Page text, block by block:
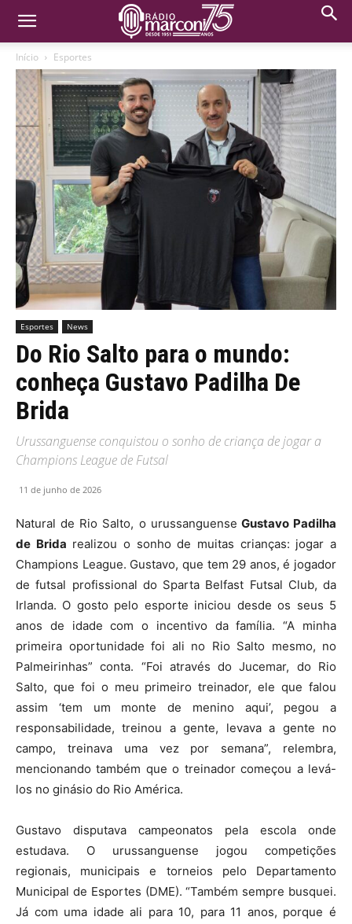
Início Esportes
Esportes News
Do Rio Salto para o mundo:
conheça Gustavo Padilha De
Brida
Urussanguense conquistou o sonho de criança de jogar a
Champions League de Futsal
11 de junho de 2026
Natural de Rio Salto, o urussanguense Gustavo Padilha
de Brida realizou o sonho de muitas crianças: jogar a
Champions League. Gustavo, que tem 29 anos, é jogador
de futsal profissional do Sparta Belfast Futsal Club, da
Irlanda. O gosto pelo esporte iniciou desde os seus 5
anos de idade com o incentivo da família. “A minha
primeira oportunidade foi ali no Rio Salto mesmo, no
Palmeirinhas” conta. “Foi através do Jucemar, do Rio
Salto, que foi o meu primeiro treinador, ele que falou
assim ‘tem um monte de menino aqui’, pegou a
responsabilidade, treinou a gente, levava a gente no
campo, treinava uma vez por semana”, relembra,
mencionando também que o treinador começou a levá-
los no ginásio do Rio América.
Gustavo disputava campeonatos pela escola onde
estudava. O urussanguense jogou competições
regionais, municipais e torneios pelo Departamento
Municipal de Esportes (DME). “Também sempre busquei.
Já com uma idade ali para 10, para 11 anos, porque é